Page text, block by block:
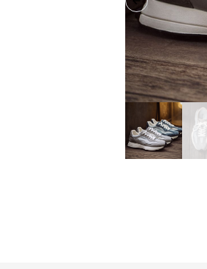
Previous slide